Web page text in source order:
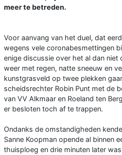
meer te betreden.
Voor aanvang van het duel, dat
wegens vele coronabesmettingen
enige discussie over het al dan
weer met regen, natte sneeuw en
kunstgrasveld op twee plekken
scheidsrechter Robin Punt met de
van VV Alkmaar en Roeland ten
er besloten toch af te trappen.
Ondanks de omstandigheden
Sanne Koopman opende al binnen
thuisploeg en drie minuten later